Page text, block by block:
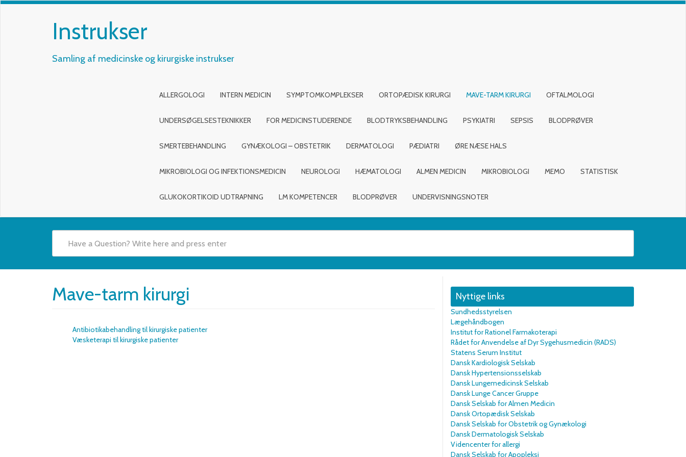
Instrukser
Samling af medicinske og kirurgiske instrukser
ALLERGOLOGI INTERN MEDICIN SYMPTOMKOMPLEKSER ORTOPÆDISK KIRURGI MAVE-TARM KIRURGI OFTALMOLOGI
UNDERSØGELSESTEKNIKKER FOR MEDICINSTUDERENDE BLODTRYKSBEHANDLING PSYKIATRI SEPSIS BLODPRØVER
SMERTEBEHANDLING GYNÆKOLOGI – OBSTETRIK DERMATOLOGI PÆDIATRI ØRE NÆSE HALS
MIKROBIOLOGI OG INFEKTIONSMEDICIN NEUROLOGI HÆMATOLOGI ALMEN MEDICIN MIKROBIOLOGI MEMO STATISTISK
GLUKOKORTIKOID UDTRAPNING LM KOMPETENCER BLODPRØVER UNDERVISNINGSNOTER
Mave-tarm kirurgi
Antibiotikabehandling til kirurgiske patienter
Væsketerapi til kirurgiske patienter
Nyttige links
Sundhedsstyrelsen
Lægehåndbogen
Institut for Rationel Farmakoterapi
Rådet for Anvendelse af Dyr Sygehusmedicin (RADS)
Statens Serum Institut
Dansk Kardiologisk Selskab
Dansk Hypertensionsselskab
Dansk Lungemedicinsk Selskab
Dansk Lunge Cancer Gruppe
Dansk Selskab for Almen Medicin
Dansk Ortopædisk Selskab
Dansk Selskab for Obstetrik og Gynækologi
Dansk Dermatologisk Selskab
Videncenter for allergi
Dansk Selskab for Apopleksi